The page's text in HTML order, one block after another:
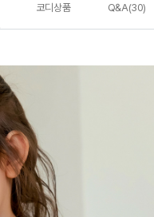
코디상품 Q&A(30)